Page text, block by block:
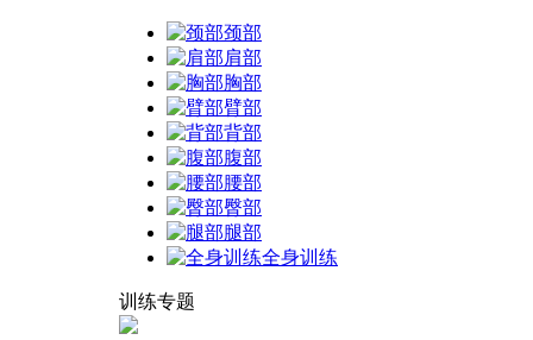
颈部
肩部
胸部
臂部
背部
腹部
腰部
臀部
腿部
全身训练
训练专题